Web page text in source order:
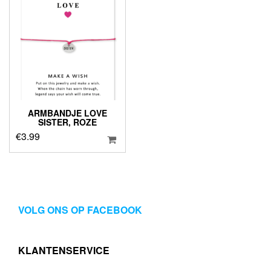
ARMBANDJE LOVE
SISTER, ROZE
€3.99
VOLG ONS OP FACEBOOK
KLANTENSERVICE